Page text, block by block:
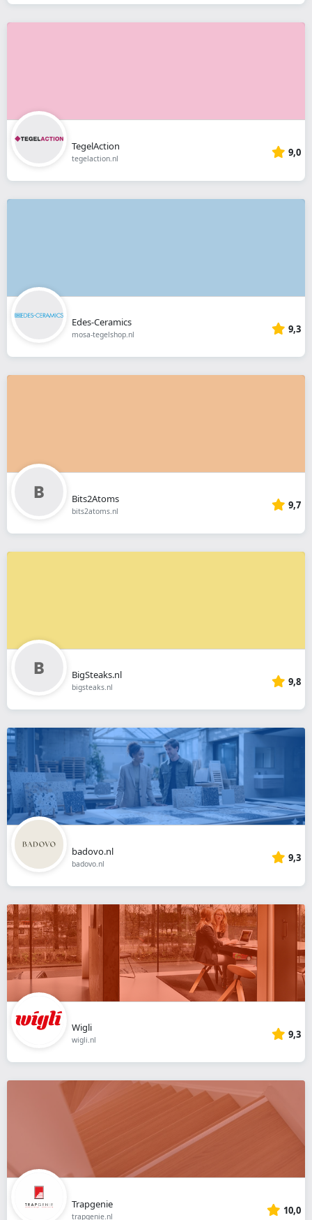
TegelAction
tegelaction.nl 9,0
Edes-Ceramics
mosa-tegelshop.nl 9,3
Bits2Atoms
bits2atoms.nl 9,7
BigSteaks.nl
bigsteaks.nl 9,8
badovo.nl
badovo.nl 9,3
Wigli
wigli.nl 9,3
Trapgenie
trapgenie.nl 10,0